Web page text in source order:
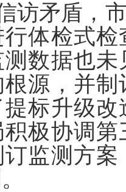
访矛盾，
体检式
数据也
源，并
标升级
极协调
监测方